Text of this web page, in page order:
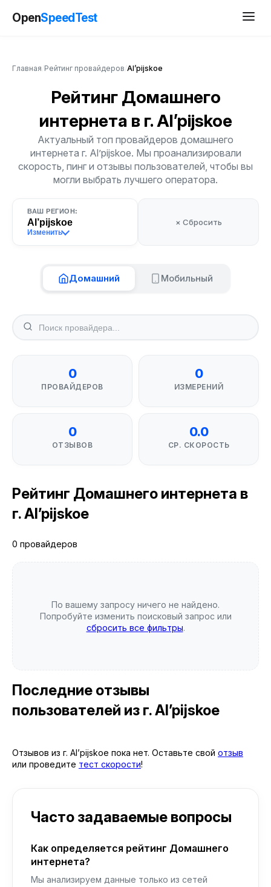
OpenSpeedTest
Главная Рейтинг провайдеров Al’pijskoe
Рейтинг Домашнего
интернета в г. Al’pijskoe
Актуальный топ провайдеров домашнего
интернета г. Al’pijskoe. Мы проанализировали
скорость, пинг и отзывы пользователей, чтобы вы
могли выбрать лучшего оператора.
ВАШ РЕГИОН:
Al’pijskoe
Изменить
× Сбросить
Домашний Мобильный
0
ПРОВАЙДЕРОВ
0
ИЗМЕРЕНИЙ
0
ОТЗЫВОВ
0.0
СР. СКОРОСТЬ
Рейтинг Домашнего интернета в
г. Al’pijskoe
0 провайдеров
По вашему запросу ничего не найдено.
Попробуйте изменить поисковый запрос или
сбросить все фильтры.
Последние отзывы
пользователей из г. Al’pijskoe
Отзывов из г. Al’pijskoe пока нет. Оставьте свой отзыв
или проведите тест скорости!
Часто задаваемые вопросы
Как определяется рейтинг Домашнего
интернета?
Мы анализируем данные только из сетей